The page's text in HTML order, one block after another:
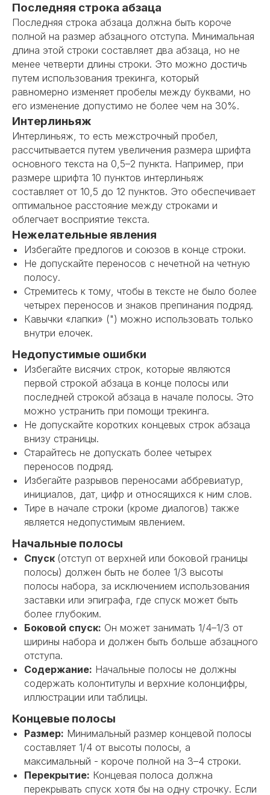
Последняя строка абзаца
Последняя строка абзаца должна быть короче
полной на размер абзацного отступа. Минимальная
длина этой строки составляет два абзаца, но не
менее четверти длины строки. Это можно достичь
путем использования трекинга, который
равномерно изменяет пробелы между буквами, но
его изменение допустимо не более чем на 30%.
Интерлиньяж
Интерлиньяж, то есть межстрочный пробел,
рассчитывается путем увеличения размера шрифта
основного текста на 0,5–2 пункта. Например, при
размере шрифта 10 пунктов интерлиньяж
составляет от 10,5 до 12 пунктов. Это обеспечивает
оптимальное расстояние между строками и
облегчает восприятие текста.
Нежелательные явления
Избегайте предлогов и союзов в конце строки.
Не допускайте переносов с нечетной на четную
полосу.
Стремитесь к тому, чтобы в тексте не было более
четырех переносов и знаков препинания подряд.
Кавычки «лапки» (") можно использовать только
внутри елочек.
Недопустимые ошибки
Избегайте висячих строк, которые являются
первой строкой абзаца в конце полосы или
последней строкой абзаца в начале полосы. Это
можно устранить при помощи трекинга.
Не допускайте коротких концевых строк абзаца
внизу страницы.
Старайтесь не допускать более четырех
переносов подряд.
Избегайте разрывов переносами аббревиатур,
инициалов, дат, цифр и относящихся к ним слов.
Тире в начале строки (кроме диалогов) также
является недопустимым явлением.
Начальные полосы
Спуск (отступ от верхней или боковой границы
полосы) должен быть не более 1/3 высоты
полосы набора, за исключением использования
заставки или эпиграфа, где спуск может быть
более глубоким.
Боковой спуск: Он может занимать 1/4–1/3 от
ширины набора и должен быть больше абзацного
отступа.
Содержание: Начальные полосы не должны
содержать колонтитулы и верхние колонцифры,
иллюстрации или таблицы.
Концевые полосы
Размер: Минимальный размер концевой полосы
составляет 1/4 от высоты полосы, а
максимальный - короче полной на 3–4 строки.
Перекрытие: Концевая полоса должна
перекрывать спуск хотя бы на одну строчку. Если